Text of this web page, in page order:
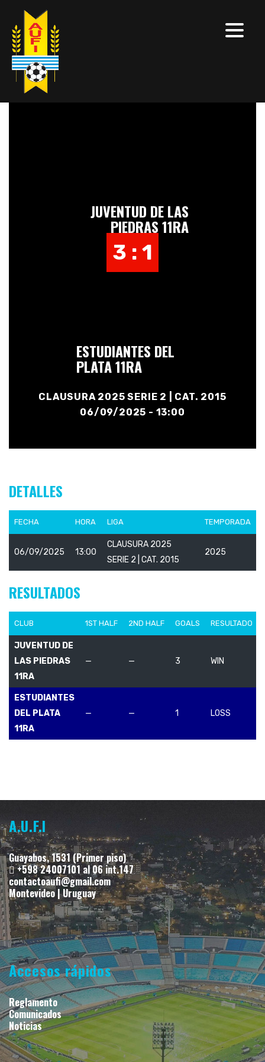
JUVENTUD DE LAS
PIEDRAS 11RA
3 : 1
ESTUDIANTES DEL
PLATA 11RA
CLAUSURA 2025 SERIE 2 | CAT. 2015
06/09/2025 - 13:00
DETALLES
FECHA HORA LIGA TEMPORADA
06/09/2025 13:00
CLAUSURA 2025
SERIE 2 | CAT. 2015
2025
RESULTADOS
CLUB 1ST HALF 2ND HALF GOALS RESULTADO
JUVENTUD DE
LAS PIEDRAS
11RA
— — 3 WIN
ESTUDIANTES
DEL PLATA
11RA
— — 1 LOSS
A.U.F.I
Guayabos, 1531 (Primer piso)
+598 24007101 al 06 int.147
contactoaufi@gmail.com
Montevideo | Uruguay
Accesos rápidos
Reglamento
Comunicados
Noticias